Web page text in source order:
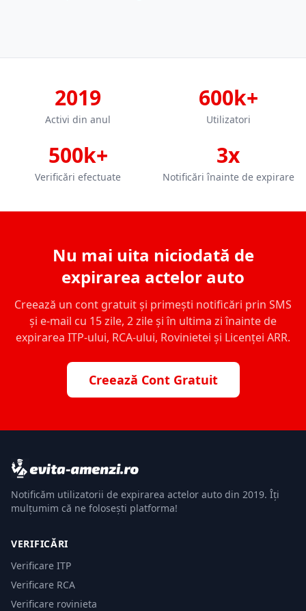
2019
Activi din anul
600k+
Utilizatori
500k+
Verificări efectuate
3x
Notificări înainte de expirare
Nu mai uita niciodată de
expirarea actelor auto
Creează un cont gratuit și primești notificări prin SMS
și e-mail cu 15 zile, 2 zile și în ultima zi înainte de
expirarea ITP-ului, RCA-ului, Rovinietei și Licenței ARR.
Creează Cont Gratuit
Notificăm utilizatorii de expirarea actelor auto din 2019. Îți
mulțumim că ne folosești platforma!
VERIFICĂRI
Verificare ITP
Verificare RCA
Verificare rovinieta